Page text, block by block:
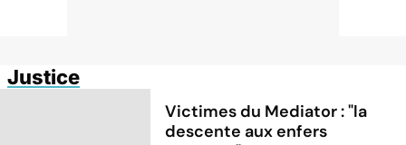
Justice
Victimes du Mediator : "la
descente aux enfers